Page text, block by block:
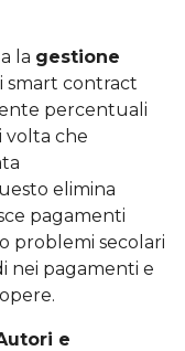
la gestione
smart contract
percentuali
volta che
elimina
pagamenti
problemi secolari
nei pagamenti e
e